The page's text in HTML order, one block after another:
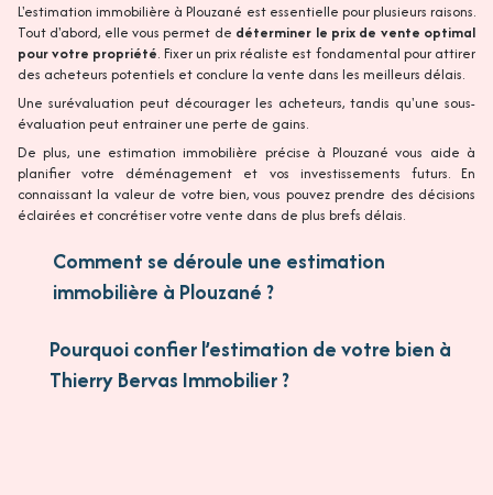
L'estimation immobilière à Plouzané est essentielle pour plusieurs raisons.
Tout d'abord, elle vous permet de déterminer le prix de vente optimal
pour votre propriété. Fixer un prix réaliste est fondamental pour attirer
des acheteurs potentiels et conclure la vente dans les meilleurs délais.
Une surévaluation peut décourager les acheteurs, tandis qu'une sous-
évaluation peut entrainer une perte de gains.
De plus, une estimation immobilière précise à Plouzané vous aide à
planifier votre déménagement et vos investissements futurs. En
connaissant la valeur de votre bien, vous pouvez prendre des décisions
éclairées et concrétiser votre vente dans de plus brefs délais.
Comment se déroule une estimation
immobilière à Plouzané ?
Pourquoi confier l’estimation de votre bien à
Thierry Bervas Immobilier ?